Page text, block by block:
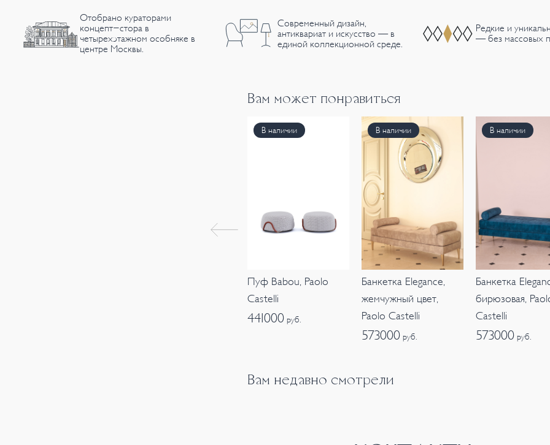
Отобрано кураторами
концепт-стора в
четырехэтажном особняке в
центре Москвы.
Современный дизайн,
антиквариат и искусство — в
единой коллекционной среде.
Редкие и
— без массовых
Вам может понравиться
В наличии
Пуф Babou, Paolo
Castelli
441000руб.
В наличии
Банкетка Elegance,
жемчужный цвет,
Paolo Castelli
573000руб.
В наличии
Банкетка
бирюзовая,
Castelli
573000 руб.
Вам недавно смотрели